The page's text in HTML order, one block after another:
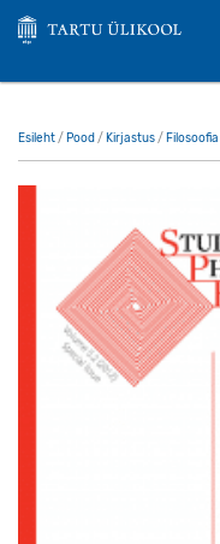
Esileht/ Pood / Kirjastus/ Filosoofia